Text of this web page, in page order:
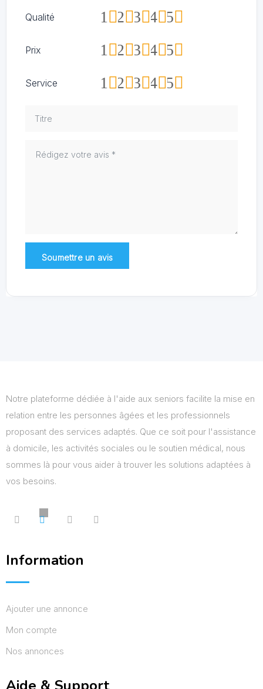
Qualité 5
4
3
2
1
Prix 5
4
3
2
1
Service 5
4
3
2
1
Notre plateforme dédiée à l'aide aux seniors facilite la mise en
relation entre les personnes âgées et les professionnels
proposant des services adaptés. Que ce soit pour l'assistance
à domicile, les activités sociales ou le soutien médical, nous
sommes là pour vous aider à trouver les solutions adaptées à
vos besoins.
Information
Ajouter une annonce
Mon compte
Nos annonces
Aide & Support